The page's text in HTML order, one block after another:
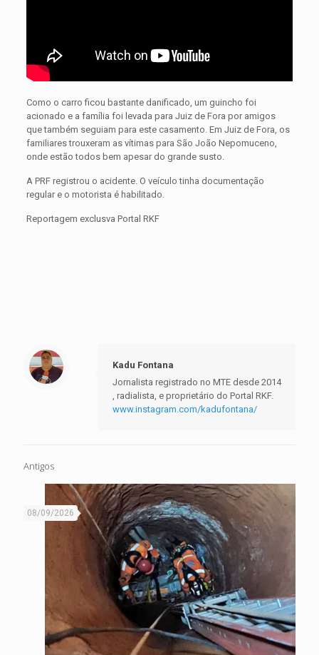
Como o carro ficou bastante danificado, um guincho foi
acionado e a família foi levada para Juiz de Fora por amigos
que também seguiam para este casamento. Em Juiz de Fora, os
familiares trouxeram as vítimas para São João Nepomuceno,
onde estão todos bem apesar do grande susto.
A PRF registrou o acidente. O veículo tinha documentação
regular e o motorista é habilitado.
Reportagem exclusva Portal RKF
Kadu Fontana
Jornalista registrado no MTE desde 2014
, radialista, e proprietário do Portal RKF.
www.instagram.com/kadufontana/
Antigos
08/09/2026